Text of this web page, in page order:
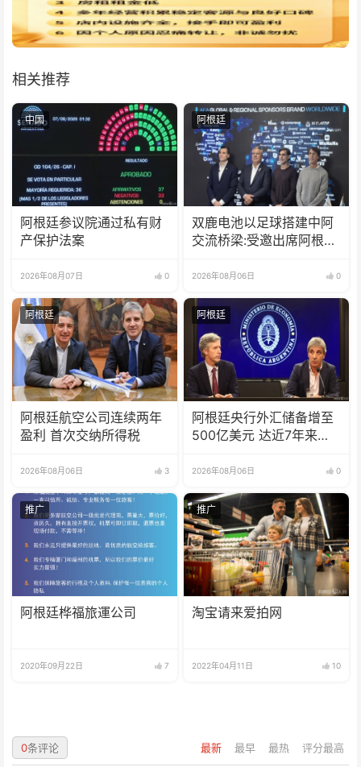
相关推荐
中国
阿根廷参议院通过私有财
产保护法案
2026年08月07日 0
阿根廷
双鹿电池以足球搭建中阿
交流桥梁:受邀出席阿根廷
2026年08月06日 0
阿根廷
阿根廷航空公司连续两年
盈利 首次交纳所得税
2026年08月06日 3
阿根廷
阿根廷央行外汇储备增至
500亿美元 达近7年来最
2026年08月06日 0
推广
阿根廷桦福旅運公司
2020年09月22日 7
推广
淘宝请来爱拍网
2022年04月11日 10
最新 最早 最热 评分最高
0条评论